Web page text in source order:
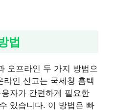
법
오프라인 두 가지 방법으
인 신고는 국세청 홈택
자가 간편하게 필요한
있습니다. 이 방법은 빠